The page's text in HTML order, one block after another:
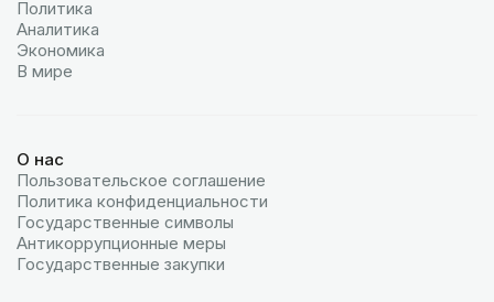
Политика
Аналитика
Экономика
В мире
О нас
Пользовательское соглашение
Политика конфиденциальности
Государственные символы
Антикоррупционные меры
Государственные закупки